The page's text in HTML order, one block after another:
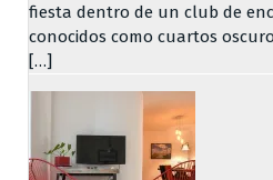
fiesta dentro de un club de
conocidos como cuartos
[…]